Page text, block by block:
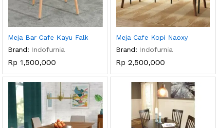
Meja Bar Cafe Kayu Falk
Brand: Indofurnia
Rp 1,500,000
Meja Cafe Kopi Naoxy
Brand: Indofurnia
Rp 2,500,000